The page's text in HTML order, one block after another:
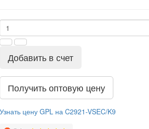
Добавить в счет
Получить оптовую цену
Узнать цену GPL на C2921-VSEC/K9